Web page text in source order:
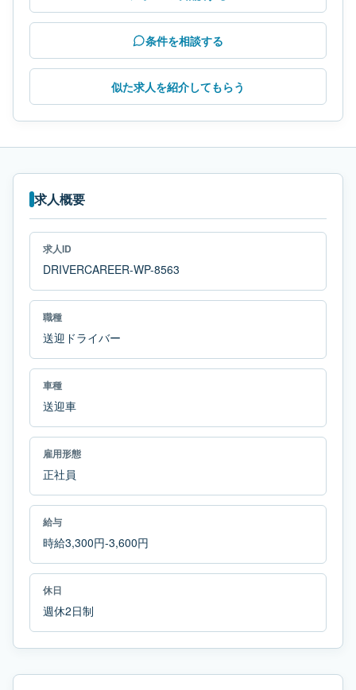
条件を相談する
似た求人を紹介してもらう
求人概要
求人ID
DRIVERCAREER-WP-8563
職種
送迎ドライバー
車種
送迎車
雇用形態
正社員
給与
時給3,300円-3,600円
休日
週休2日制